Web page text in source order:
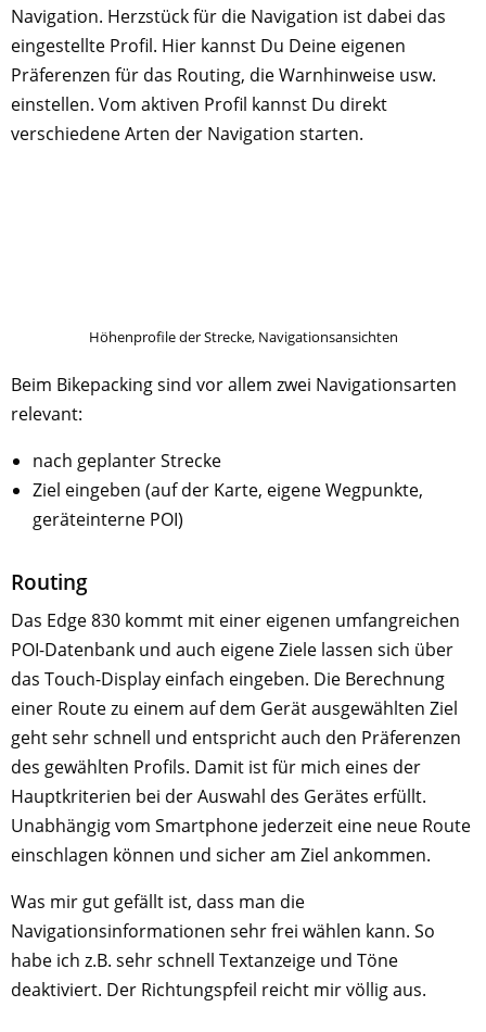
Navigation. Herzstück für die Navigation ist dabei das
eingestellte Profil. Hier kannst Du Deine eigenen
Präferenzen für das Routing, die Warnhinweise usw.
einstellen. Vom aktiven Profil kannst Du direkt
verschiedene Arten der Navigation starten.
Höhenprofile der Strecke, Navigationsansichten
Beim Bikepacking sind vor allem zwei Navigationsarten
relevant:
nach geplanter Strecke
Ziel eingeben (auf der Karte, eigene Wegpunkte,
geräteinterne POI)
Routing
Das Edge 830 kommt mit einer eigenen umfangreichen
POI-Datenbank und auch eigene Ziele lassen sich über
das Touch-Display einfach eingeben. Die Berechnung
einer Route zu einem auf dem Gerät ausgewählten Ziel
geht sehr schnell und entspricht auch den Präferenzen
des gewählten Profils. Damit ist für mich eines der
Hauptkriterien bei der Auswahl des Gerätes erfüllt.
Unabhängig vom Smartphone jederzeit eine neue Route
einschlagen können und sicher am Ziel ankommen.
Was mir gut gefällt ist, dass man die
Navigationsinformationen sehr frei wählen kann. So
habe ich z.B. sehr schnell Textanzeige und Töne
deaktiviert. Der Richtungspfeil reicht mir völlig aus.